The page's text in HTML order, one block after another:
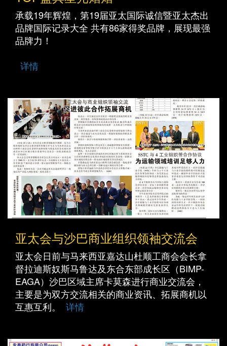
承载19年辉煌，第19届亚太国际诚信暨亚太杰出
品牌国际记录大全 共有86家得奖品牌，展现最强
品牌力！
详情
亚太会与沙巴商业组织领袖交流会
亚太会日前与马来西亚嘉达山杜顺工商会会长拿
督拉迪斯奴斯马鲁达及东合东部成长区（BIMP-
EAGA）沙巴区域主席卡莫森进行商业交流会，
主要是为双方交流相关的商业资讯、拓展商机以
互惠互利。
详情